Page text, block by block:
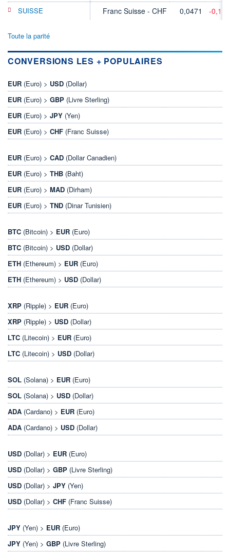
SUISSE Franc Suisse - CHF 0,0471 -
Toute la parité
CONVERSIONS LES + POPULAIRES
EUR (Euro) > USD (Dollar)
EUR (Euro) > GBP (Livre Sterling)
EUR (Euro) > JPY (Yen)
EUR (Euro) > CHF (Franc Suisse)
EUR (Euro) > CAD (Dollar Canadien)
EUR (Euro) > THB (Baht)
EUR (Euro) > MAD (Dirham)
EUR (Euro) > TND (Dinar Tunisien)
BTC (Bitcoin) > EUR (Euro)
BTC (Bitcoin) > USD (Dollar)
ETH (Ethereum) > EUR (Euro)
ETH (Ethereum) > USD (Dollar)
XRP (Ripple) > EUR (Euro)
XRP (Ripple) > USD (Dollar)
LTC (Litecoin) > EUR (Euro)
LTC (Litecoin) > USD (Dollar)
SOL (Solana) > EUR (Euro)
SOL (Solana) > USD (Dollar)
ADA (Cardano) > EUR (Euro)
ADA (Cardano) > USD (Dollar)
USD (Dollar) > EUR (Euro)
USD (Dollar) > GBP (Livre Sterling)
USD (Dollar) > JPY (Yen)
USD (Dollar) > CHF (Franc Suisse)
JPY (Yen) > EUR (Euro)
JPY (Yen) > GBP (Livre Sterling)